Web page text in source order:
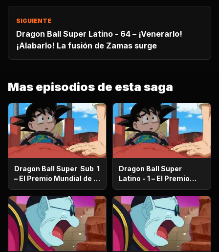
SIGUIENTE
Dragon Ball Super Latino - 64 – ¡Venerarlo!
¡Alabarlo! La fusión de Zamas surge
Mas episodios de esta saga
Dragon Ball Super Sub 1
– El Premio Mundial de la
Paz ¿Quién se quedará
con los 100 millones de
Zenis?
Dragon Ball Super
Latino - 1 – El Premio
Mundial de la Paz
¿Quién se quedará con
los 100 millones de
Zenis?